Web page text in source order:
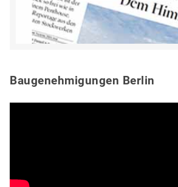
Baugenehmigungen Berlin